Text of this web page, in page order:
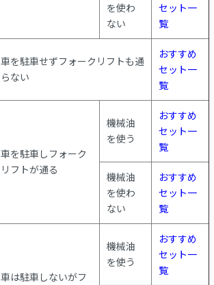
を使わ
ない
セット一
覧
車を駐車せずフォークリフトも通
らない
おすすめ
セット一
覧
車を駐車しフォーク
リフトが通る
機械油
を使う
おすすめ
セット一
覧
機械油
を使わ
ない
おすすめ
セット一
覧
車は駐車しないがフ
機械油
を使う
おすすめ
セット一
覧